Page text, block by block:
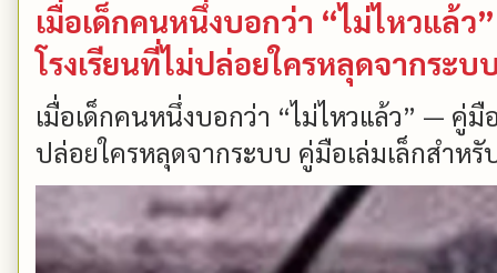
เมื่อเด็กคนหนึ่งบอกว่า “ไม่ไหวแล้
โรงเรียนที่ไม่ปล่อยใครหลุดจากระบ
เมื่อเด็กคนหนึ่งบอกว่า “ไม่ไหวแล้ว” — คู่
ปล่อยใครหลุดจากระบบ คู่มือเล่มเล็กสำหรั